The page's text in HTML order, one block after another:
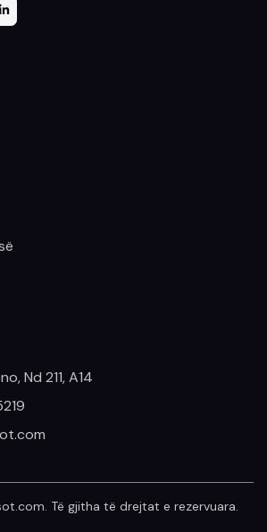
Nd 211, A14
Të gjitha të drejtat e rezervuara.